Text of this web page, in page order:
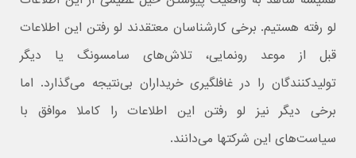
لو رفته هستیم. برخی کارشناسان معتقدند لو رفتن این اطلاعات
قبل از موعد رونمایی، تلاش‌های سامسونگ یا دیگر
تولیدکنندگان را در غافلگیری خریداران بی‌نتیجه می‌گذارد. اما
برخی دیگر نیز لو رفتن این اطلاعات را کاملا موافق با
سیاست‌های این شرکتها می‌دانند.